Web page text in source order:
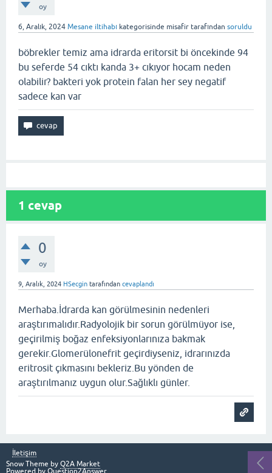
oy
6, Aralık, 2024 Mesane iltihabı kategorisinde misafir tarafından soruldu
böbrekler temiz ama idrarda eritorsit bi öncekinde 94
bu seferde 54 cıktı kanda 3+ cıkıyor hocam neden
olabilir? bakteri yok protein falan her sey negatif
sadece kan var
1 cevap
0
oy
9, Aralık, 2024 HSecgin tarafından cevaplandı
Merhaba.İdrarda kan görülmesinin nedenleri
araştırımalıdır.Radyolojik bir sorun görülmüyor ise,
geçirilmiş boğaz enfeksiyonlarınıza bakmak
gerekir.Glomerülonefrit geçirdiyseniz, idrarınızda
eritrosit çıkmasını bekleriz.Bu yönden de
araştırılmanız uygun olur.Sağlıklı günler.
İletişim
Snow Theme by Q2A Market
Powered by Question2Answer